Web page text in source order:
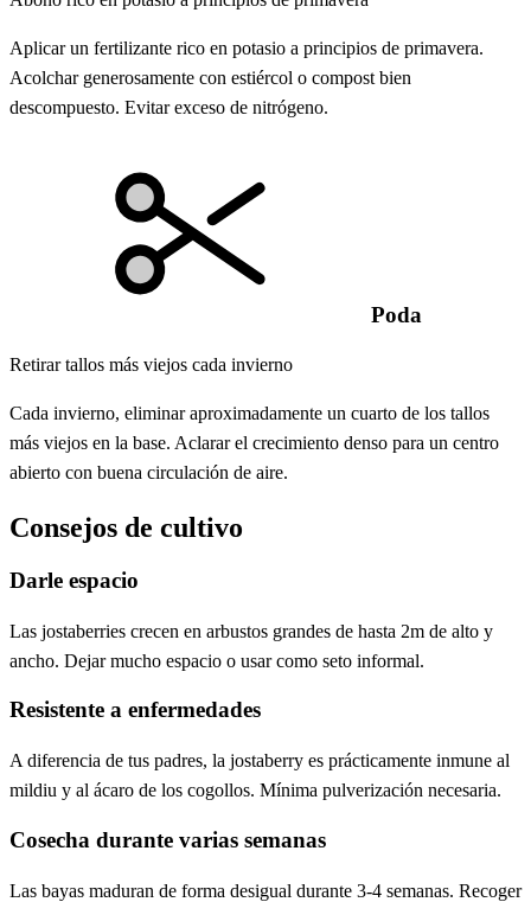
Aplicar un fertilizante rico en potasio a principios de primavera.
Acolchar generosamente con estiércol o compost bien
descompuesto. Evitar exceso de nitrógeno.
Poda
Retirar tallos más viejos cada invierno
Cada invierno, eliminar aproximadamente un cuarto de los tallos
más viejos en la base. Aclarar el crecimiento denso para un centro
abierto con buena circulación de aire.
Consejos de cultivo
Darle espacio
Las jostaberries crecen en arbustos grandes de hasta 2m de alto y
ancho. Dejar mucho espacio o usar como seto informal.
Resistente a enfermedades
A diferencia de tus padres, la jostaberry es prácticamente inmune al
mildiu y al ácaro de los cogollos. Mínima pulverización necesaria.
Cosecha durante varias semanas
Las bayas maduran de forma desigual durante 3-4 semanas. Recoger